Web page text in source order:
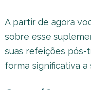
A partir de agora
sobre esse
suas refeições pós-
forma significativa a